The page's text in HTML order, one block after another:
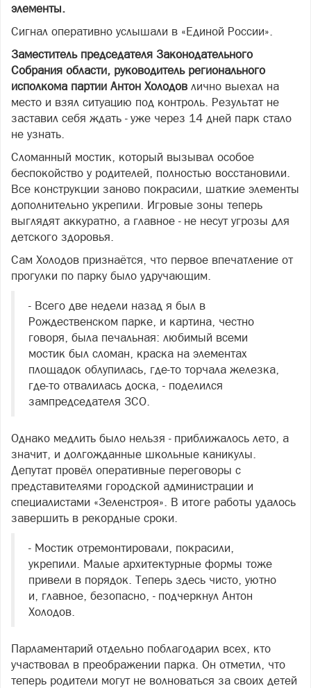
элементы.
Сигнал оперативно услышали в «Единой России».
Заместитель председателя Законодательного
Собрания области, руководитель регионального
исполкома партии Антон Холодов лично выехал на
место и взял ситуацию под контроль. Результат не
заставил себя ждать - уже через 14 дней парк стало
не узнать.
Сломанный мостик, который вызывал особое
беспокойство у родителей, полностью восстановили.
Все конструкции заново покрасили, шаткие элементы
дополнительно укрепили. Игровые зоны теперь
выглядят аккуратно, а главное - не несут угрозы для
детского здоровья.
Сам Холодов признаётся, что первое впечатление от
прогулки по парку было удручающим.
- Всего две недели назад я был в
Рождественском парке, и картина, честно
говоря, была печальная: любимый всеми
мостик был сломан, краска на элементах
площадок облупилась, где-то торчала железка,
где-то отвалилась доска, - поделился
зампредседателя ЗСО.
Однако медлить было нельзя - приближалось лето, а
значит, и долгожданные школьные каникулы.
Депутат провёл оперативные переговоры с
представителями городской администрации и
специалистами «Зеленстроя». В итоге работы удалось
завершить в рекордные сроки.
- Мостик отремонтировали, покрасили,
укрепили. Малые архитектурные формы тоже
привели в порядок. Теперь здесь чисто, уютно
и, главное, безопасно, - подчеркнул Антон
Холодов.
Парламентарий отдельно поблагодарил всех, кто
участвовал в преображении парка. Он отметил, что
теперь родители могут не волноваться за своих детей